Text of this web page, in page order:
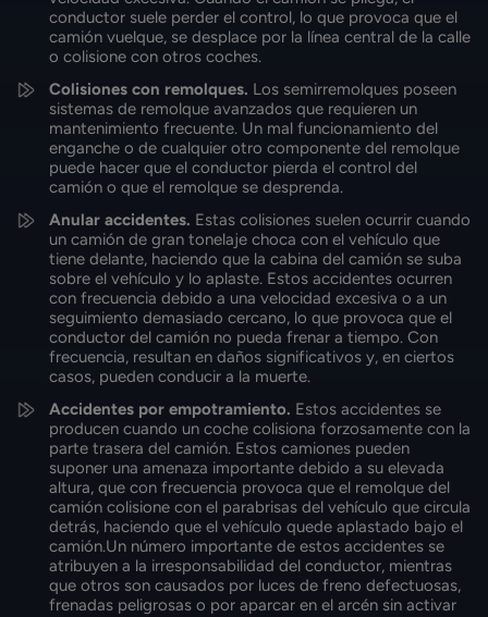
conductor suele perder el control, lo que provoca que el
camión vuelque, se desplace por la línea central de la calle
o colisione con otros coches.
Colisiones con remolques. Los semirremolques poseen
sistemas de remolque avanzados que requieren un
mantenimiento frecuente. Un mal funcionamiento del
enganche o de cualquier otro componente del remolque
puede hacer que el conductor pierda el control del
camión o que el remolque se desprenda.
Anular accidentes. Estas colisiones suelen ocurrir cuando
un camión de gran tonelaje choca con el vehículo que
tiene delante, haciendo que la cabina del camión se suba
sobre el vehículo y lo aplaste. Estos accidentes ocurren
con frecuencia debido a una velocidad excesiva o a un
seguimiento demasiado cercano, lo que provoca que el
conductor del camión no pueda frenar a tiempo. Con
frecuencia, resultan en daños significativos y, en ciertos
casos, pueden conducir a la muerte.
Accidentes por empotramiento. Estos accidentes se
producen cuando un coche colisiona forzosamente con la
parte trasera del camión. Estos camiones pueden
suponer una amenaza importante debido a su elevada
altura, que con frecuencia provoca que el remolque del
camión colisione con el parabrisas del vehículo que circula
detrás, haciendo que el vehículo quede aplastado bajo el
camión.Un número importante de estos accidentes se
atribuyen a la irresponsabilidad del conductor, mientras
que otros son causados por luces de freno defectuosas,
frenadas peligrosas o por aparcar en el arcén sin activar